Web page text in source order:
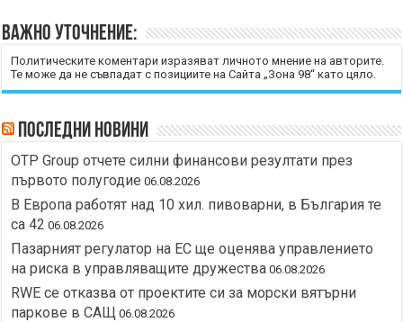
Важно уточнение:
Политическите коментари изразяват личното мнение на авторите.
Те може да не съвпадат с позициите на Сайта „Зона 98“ като цяло.
Последни новини
OTP Group отчете силни финансови резултати през
първото полугодие 06.08.2026
В Европа работят над 10 хил. пивоварни, в България те
са 42 06.08.2026
Пазарният регулатор на ЕС ще оценява управлението
на риска в управляващите дружества 06.08.2026
RWE се отказва от проектите си за морски вятърни
паркове в САЩ 06.08.2026